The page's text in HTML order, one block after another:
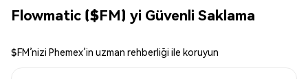
Flowmatic ($FM) yi Güvenli Saklama
$FM’nizi Phemex’in uzman rehberliği ile koruyun